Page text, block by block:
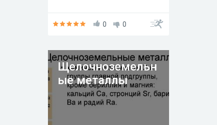
0 0
Щелочноземельн
ые металлыᅠ ᅠ
ᅠ ᅠ ᅠ ᅠ ᅠ ᅠ ᅠ
ᅠ ᅠ ᅠ ᅠ ᅠ ᅠ ᅠ